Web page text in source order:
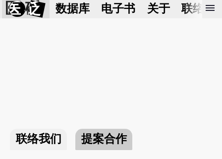
医 砭 数据库 电子书 关于 联络我
menu
联络我们 提案合作